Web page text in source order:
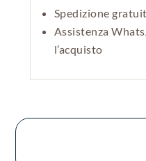
Spedizione
Assistenza
l’acquisto